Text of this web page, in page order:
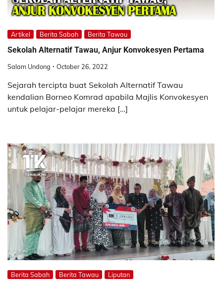
Artikel Berita Sabah Berita Tawau
Sekolah Alternatif Tawau, Anjur Konvokesyen Pertama
Salam Undong October 26, 2022
Sejarah tercipta buat Sekolah Alternatif Tawau
kendalian Borneo Komrad apabila Majlis Konvokesyen
untuk pelajar-pelajar mereka […]
Berita Sabah Berita Tawau Liputan